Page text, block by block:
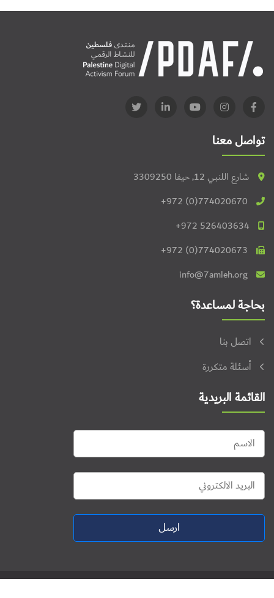
تواصل معنا
شارع اللنبي 12, حيفا 3309250
+972 (0)774020670
+972 526403634
+972 (0)774020673
info@7amleh.org
بحاجة لمساعدة؟
اتصل بنا
أسئلة متكررة
القائمة البريدية
ارسل